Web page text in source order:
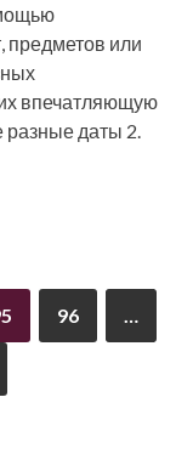
или
впечатляющую
разные даты 2.
96